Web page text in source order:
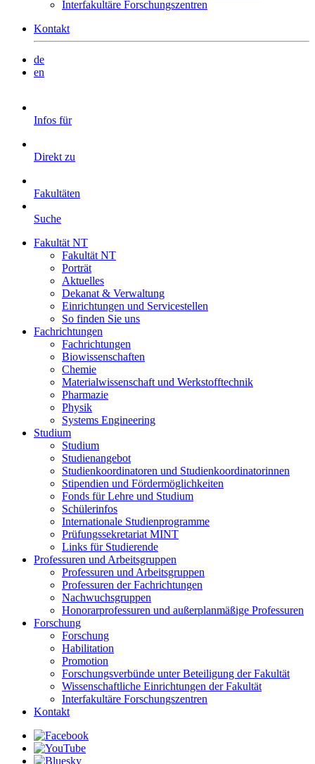
Interfakultäre Forschungszentren
Kontakt
de
en
Infos für
Direkt zu
Fakultäten
Suche
Fakultät NT
Fakultät NT
Porträt
Aktuelles
Dekanat & Verwaltung
Einrichtungen und Servicestellen
So finden Sie uns
Fachrichtungen
Fachrichtungen
Biowissenschaften
Chemie
Materialwissenschaft und Werkstofftechnik
Pharmazie
Physik
Systems Engineering
Studium
Studium
Studienangebot
Studienkoordinatoren und Studienkoordinatorinnen
Stipendien und Fördermöglichkeiten
Fonds für Lehre und Studium
Schülerinfos
Internationale Studienprogramme
Prüfungssekretariat MINT
Links für Studierende
Professuren und Arbeitsgruppen
Professuren und Arbeitsgruppen
Professuren der Fachrichtungen
Nachwuchsgruppen
Honorarprofessuren und außerplanmäßige Professuren
Forschung
Forschung
Habilitation
Promotion
Forschungsverbünde unter Beteiligung der Fakultät
Wissenschaftliche Einrichtungen der Fakultät
Interfakultäre Forschungszentren
Kontakt